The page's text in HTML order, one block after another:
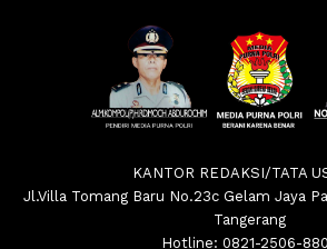
KANTOR REDAKSI/TATA
Jl.Villa Tomang Baru No.23c Gelam Jaya
Tangerang
Hotline: 0821-2506-